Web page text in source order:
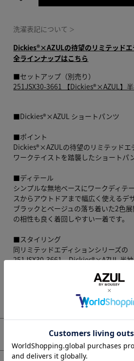
洗濯表記について ＞
Dickies®×AZULの待望のリミテッドエ
全ラインナップはこちら
■セットアップ（別売り）
251JSX30-3661 【Dickies®×AZUL】
■Dickies®×AZUL ショートパンツ
■ポイント
Dickies®×AZULの待望のリミテッドエ
ワークテイストを踏襲したショートパ
■ディテール
シンプルな無地ベースにワークディテ
スからアウトドアまで幅広く使えるデザ
ブラックとベージュの落ち着いた2色
の相性も良く着回しやすい一着です。
■スタイリング
同リミテッドエディションシリーズの
251JSX30-3661 Dickies®×AZUL 半
単品ではTシャツ＋スニーカーでカジ
ればややきちんとした印象にも。
ベージュはナチュラルな小物、ブラッ
夏はサンダルやキャンバススニーカー
■生地
柔らかい素材を採用して着心地にもこ
もっと見る
アイテムサイズ